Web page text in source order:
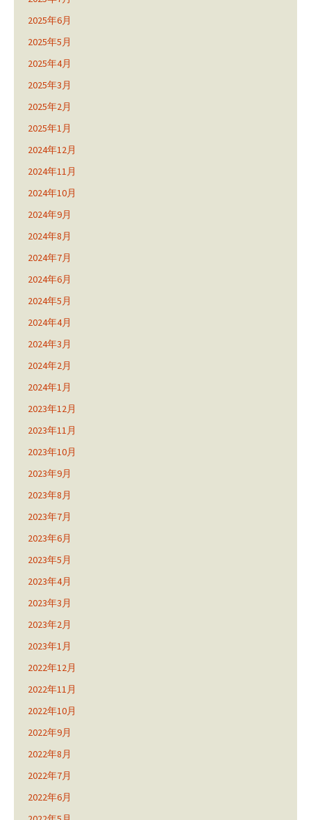
2025年6月
2025年5月
2025年4月
2025年3月
2025年2月
2025年1月
2024年12月
2024年11月
2024年10月
2024年9月
2024年8月
2024年7月
2024年6月
2024年5月
2024年4月
2024年3月
2024年2月
2024年1月
2023年12月
2023年11月
2023年10月
2023年9月
2023年8月
2023年7月
2023年6月
2023年5月
2023年4月
2023年3月
2023年2月
2023年1月
2022年12月
2022年11月
2022年10月
2022年9月
2022年8月
2022年7月
2022年6月